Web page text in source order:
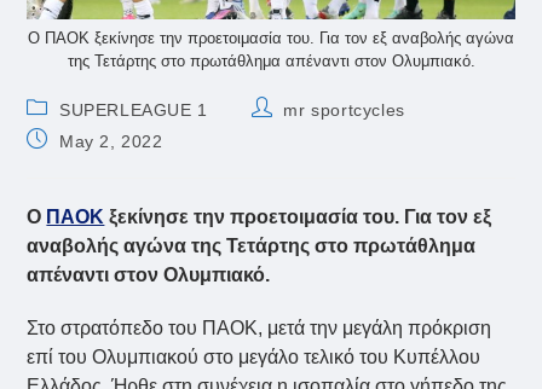
Ο ΠΑΟΚ ξεκίνησε την προετοιμασία του. Για τον εξ αναβολής αγώνα
της Τετάρτης στο πρωτάθλημα απέναντι στον Ολυμπιακό.
Post
category:
SUPERLEAGUE 1
Postmr sportcycles
PostMay 2, 2022
Ο ΠΑΟΚ ξεκίνησε την προετοιμασία του. Για τον εξ
αναβολής αγώνα της Τετάρτης στο πρωτάθλημα
απέναντι στον Ολυμπιακό.
Στο στρατόπεδο του ΠΑΟΚ, μετά την μεγάλη πρόκριση
επί του Ολυμπιακού στο μεγάλο τελικό του Κυπέλλου